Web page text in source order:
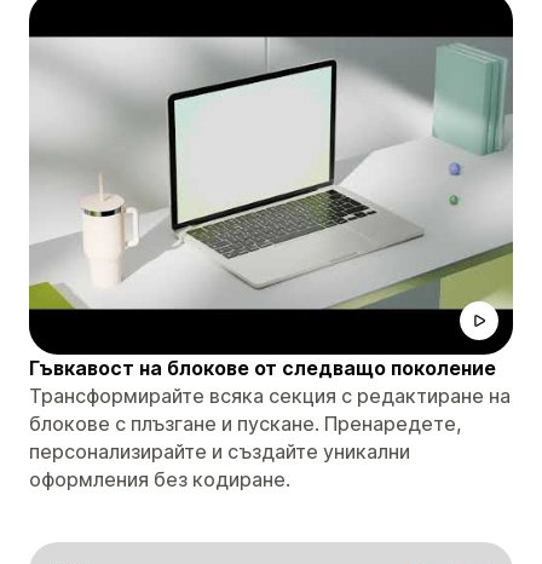
Гъвкавост на блокове от следващо поколение
Трансформирайте всяка секция с редактиране на
блокове с плъзгане и пускане. Пренаредете,
персонализирайте и създайте уникални
оформления без кодиране.